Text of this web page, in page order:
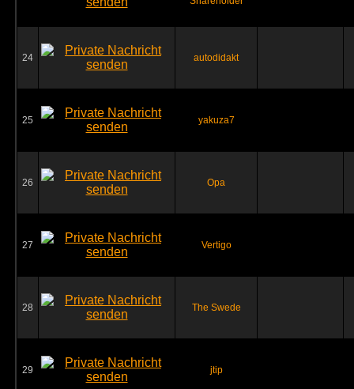
24 autodidakt
25 yakuza7
26 Opa
27 Vertigo
28 The Swede
29 jtip